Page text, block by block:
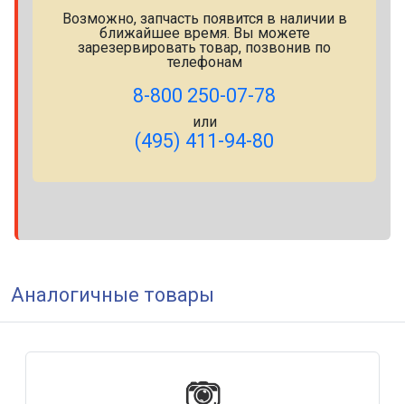
Возможно, запчасть появится в наличии в
ближайшее время. Вы можете
зарезервировать товар, позвонив по
телефонам
8-800 250-07-78
или
(495) 411-94-80
Аналогичные товары